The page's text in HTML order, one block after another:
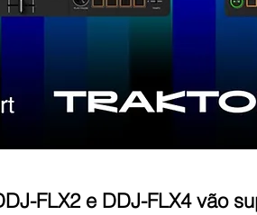
FLX2 e DDJ-FLX4 vão